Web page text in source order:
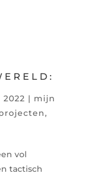
2022 | mijn
,
vol
tactisch